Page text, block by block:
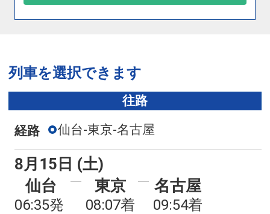
列車を選択できます
往路
経路 仙台-東京-名古屋
8月15日 (土)
仙台
06:35発
東京
08:07着
名古屋
09:54着